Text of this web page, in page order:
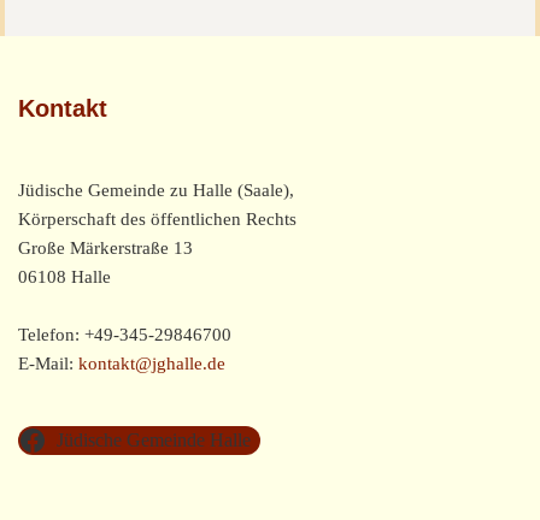
Kontakt
Jüdische Gemeinde zu Halle (Saale),
Körperschaft des öffentlichen Rechts
Große Märkerstraße 13
06108 Halle
Telefon: +49-345-29846700
E-Mail: kontakt@jghalle.de
Jüdische Gemeinde Halle